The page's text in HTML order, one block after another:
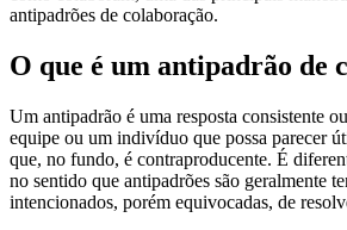
antipadrões de colaboração.
O que é um antipadrão de
Um antipadrão é uma resposta consistente
equipe ou um indivíduo que possa parecer
que, no fundo, é contraproducente. É
no sentido que antipadrões são geralmente
intencionados, porém equivocadas, de